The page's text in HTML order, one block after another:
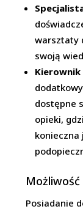
warsztaty
swoją
dostępne
opieki,
konieczna
Posiadanie